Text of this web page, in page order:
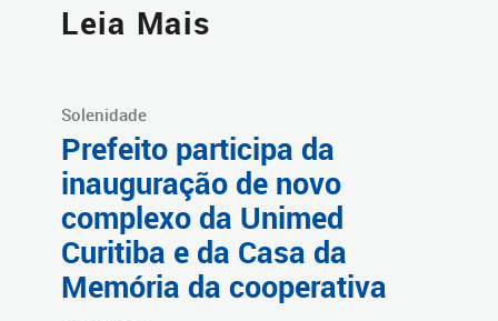
Leia Mais
Solenidade
Prefeito participa da
inauguração de novo
complexo da Unimed
Curitiba e da Casa da
Memória da cooperativa